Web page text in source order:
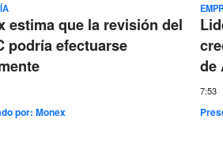
estima que la revisión del
podría efectuarse
por:Monex
de
7:53